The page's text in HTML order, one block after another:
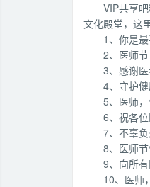
VIP共享
文化殿堂，这
1、你是
2、医师
3、感谢
4、守护
5、医师
6、祝各
7、不辜
8、医师
9、向所
10、医师